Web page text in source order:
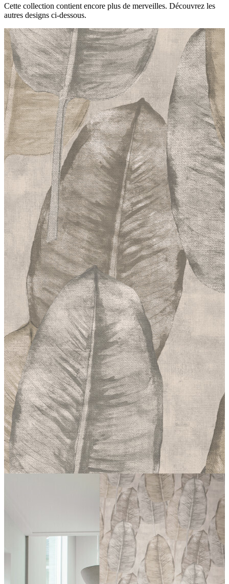
Cette collection contient encore plus de merveilles. Découvrez les
autres designs ci-dessous.